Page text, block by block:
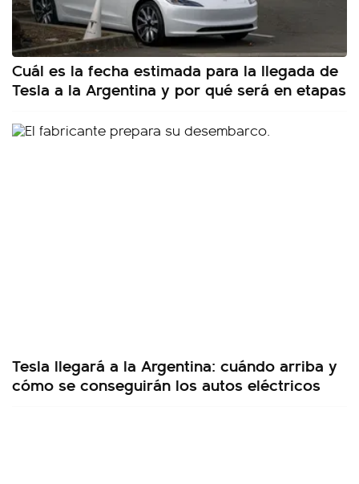
Cuál es la fecha estimada para la llegada de
Tesla a la Argentina y por qué será en etapas
Tesla llegará a la Argentina: cuándo arriba y
cómo se conseguirán los autos eléctricos